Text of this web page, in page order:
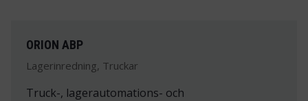
ORION ABP
Lagerinredning, Truckar
Truck-, lagerautomations- och